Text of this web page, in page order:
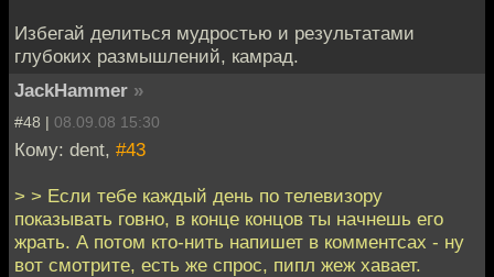
Избегай делиться мудростью и результатами
глубоких размышлений, камрад.
JackHammer »
#48 | 08.09.08 15:30
Кому: dent, #43
> > Если тебе каждый день по телевизору
показывать говно, в конце концов ты начнешь его
жрать. А потом кто-нить напишет в комментсах - ну
вот смотрите, есть же спрос, пипл жеж хавает.